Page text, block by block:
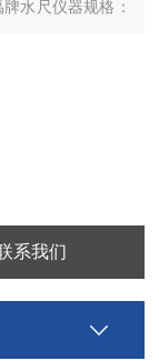
水尺仪器规格：
水尺水位尺
系我们